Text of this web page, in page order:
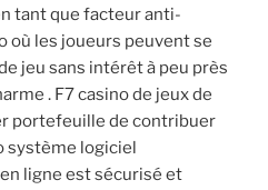
tant que facteur anti-
où les joueurs peuvent se
jeu sans intérêt à peu près
. F7 casino de jeux de
portefeuille de contribuer
système logiciel
ligne est sécurisé et